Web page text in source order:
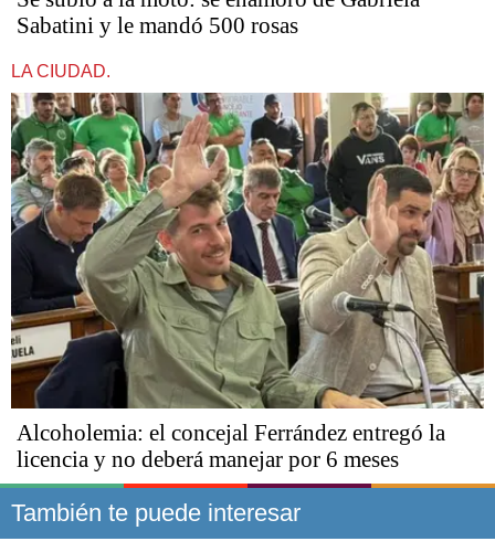
Sabatini y le mandó 500 rosas
LA CIUDAD.
Alcoholemia: el concejal Ferrández entregó la
licencia y no deberá manejar por 6 meses
También te puede interesar